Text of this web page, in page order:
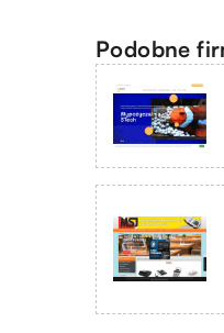
Podobne